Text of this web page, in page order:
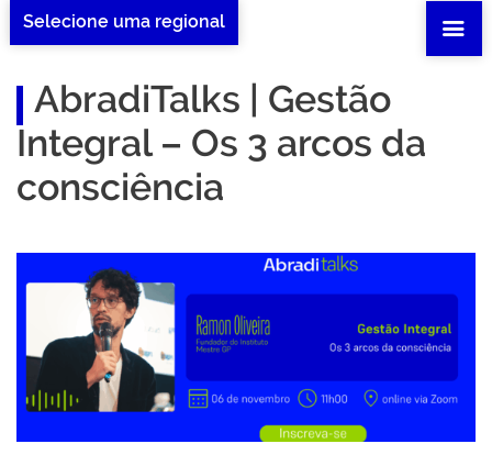
Selecione uma regional
AbradiTalks | Gestão
Integral – Os 3 arcos da
consciência